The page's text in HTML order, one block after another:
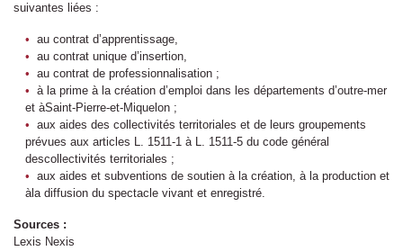
suivantes liées :
au contrat d’apprentissage,
au contrat unique d’insertion,
au contrat de professionnalisation ;
à la prime à la création d’emploi dans les départements d’outre-mer
et àSaint-Pierre-et-Miquelon ;
aux aides des collectivités territoriales et de leurs groupements
prévues aux articles L. 1511-1 à L. 1511-5 du code général
descollectivités territoriales ;
aux aides et subventions de soutien à la création, à la production et
àla diffusion du spectacle vivant et enregistré.
Sources :
Lexis Nexis